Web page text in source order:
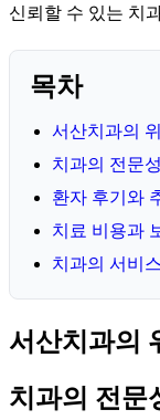
신뢰할 수 있는 치
목차
서산치과의
치과의 전문성
환자 후기와
치료 비용과
치과의 서비
서산치과의
치과의 전문